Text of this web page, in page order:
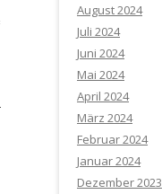
August 2024
Juli 2024
Juni 2024
Mai 2024
April 2024
März 2024
Februar 2024
Januar 2024
Dezember 2023